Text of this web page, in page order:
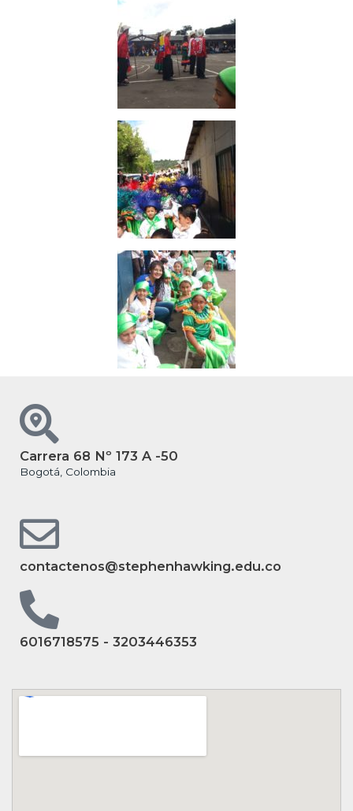
Carrera 68 Nº 173 A -50
Bogotá, Colombia
contactenos@stephenhawking.edu.co
6016718575 - 3203446353